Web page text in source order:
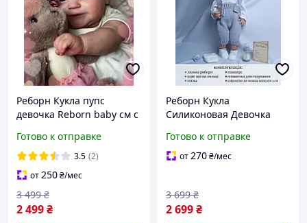
Реборн Кукла пупс
девочка Reborn baby см с
можно купать
водонепроницаемая с
волосами
Готово к отправке
3.5 (2)
от250₴/мес
2 499₴
3 499 ₴
Реборн Кукла
Силиконовая Девочка
можно купать, Reborn
Original с одеждой и
Marta
Готово к отправке
от270₴/мес
2 699₴
3 699 ₴